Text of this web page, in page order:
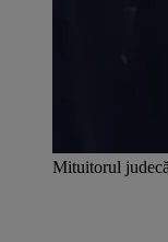
Mituitorul